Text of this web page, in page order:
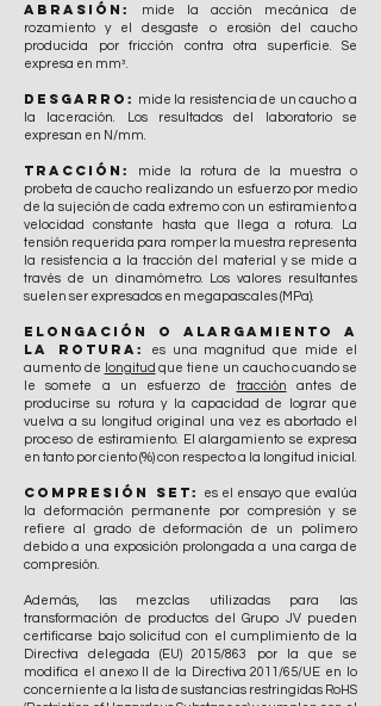
Abrasión:
mide la acción mecánica de
rozamiento y el desgaste o erosión del caucho
producida por fricción contra otra superficie. Se
expresa en mm³.
Desgarro:
mide la resistencia de un caucho a
la laceración. Los resultados del laboratorio se
expresan en N/mm.
Tracción:
mide la rotura de la muestra o
probeta de caucho realizando un esfuerzo por medio
de la sujeción de cada extremo con un estiramiento a
velocidad constante hasta que llega a rotura. La
tensión requerida para romper la muestra representa
la resistencia a la tracción del material y se mide a
través de un dinamómetro. Los valores resultantes
suelen ser expresados en megapascales (MPa).
Elongación o alargamiento a
la rotura:
es una magnitud que mide el
aumento de
longitud que tiene un caucho cuando se
le somete a un esfuerzo de tracción antes de
producirse su rotura y la capacidad de lograr que
vuelva a su longitud original una vez es abortado el
proceso de estiramiento. El alargamiento se expresa
en tanto por ciento (%) con respecto a la longitud inicial.
Compresión Set:
es el ensayo que evalúa
la deformación permanente por compresión y se
refiere al grado de deformación de un polímero
debido a una exposición prolongada a una carga de
compresión.
Además, las mezclas utilizadas para las
transformación de productos del Grupo JV pueden
certificarse bajo solicitud con el cumplimiento de la
Directiva delegada (EU) 2015/863 por la que se
modifica el anexo II de la Directiva 2011/65/UE en lo
concerniente a la lista de sustancias restringidas RoHS